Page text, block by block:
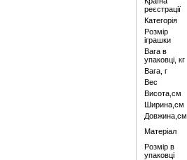
реєстрації
Категорія
Розмір
іграшки
Вага в
упаковці, кг
Вага, г
Вес
Висота,см
Ширина,см
Довжина,см
Матеріал
Розмір в
упаковці